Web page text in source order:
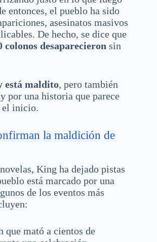
entonces, el pueblo ha sido
asesinatos masivos
De hecho, se dice que
colonos desaparecieron sin
está maldito, pero también
por una historia que parece
el inicio.
la maldición de
King ha dejado pistas
está marcado por una
de los eventos más
que mató a cientos de